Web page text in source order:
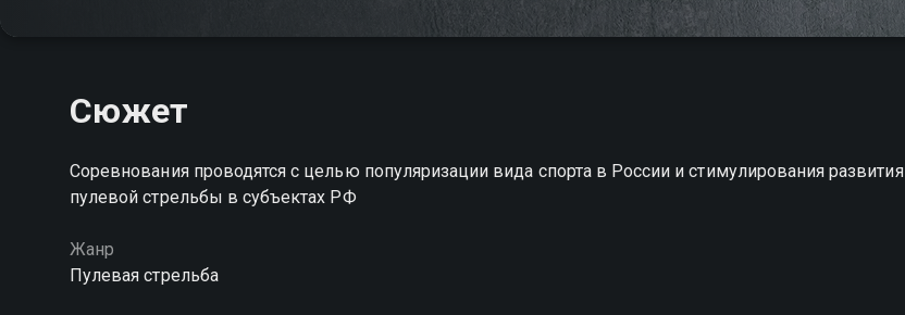
Сюжет
Соревнования проводятся с целью популяризации вида спорта в России и стимулирования развития
пулевой стрельбы в субъектах РФ
Жанр
Пулевая стрельба